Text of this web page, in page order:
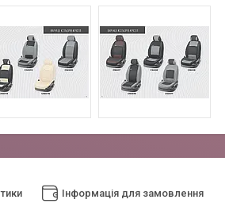
Інформація для замовлення